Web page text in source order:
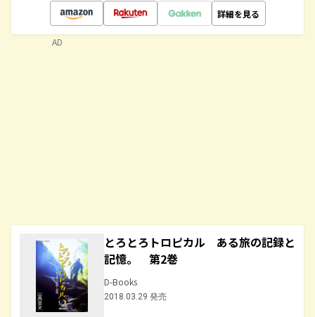
詳細を見る
とろとろトロピカル ある旅の記録と
記憶。 第2巻
D-Books
2018.03.29 発売
AD